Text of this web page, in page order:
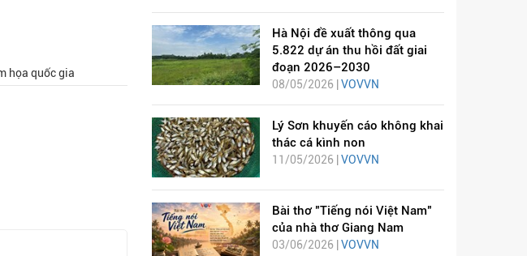
họa quốc gia
Hà Nội đề xuất thông qua
5.822 dự án thu hồi đất giai
đoạn 2026–2030
08/05/2026 | VOVVN
Lý Sơn khuyến cáo không khai
thác cá kình non
11/05/2026 | VOVVN
Bài thơ "Tiếng nói Việt Nam"
của nhà thơ Giang Nam
03/06/2026 | VOVVN